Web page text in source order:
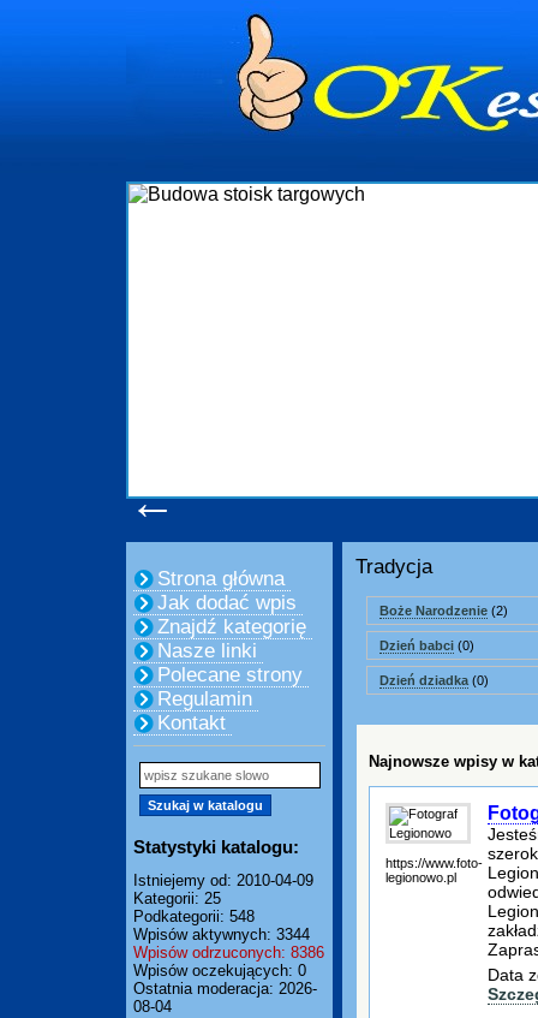
←
Strona główna
Jak dodać wpis
Znajdź kategorię
Nasze linki
Polecane strony
Regulamin
Kontakt
Statystyki katalogu:
Istniejemy od: 2010-04-09
Kategorii: 25
Podkategorii: 548
Wpisów aktywnych: 3344
Wpisów odrzuconych: 8386
Wpisów oczekujących: 0
Ostatnia moderacja: 2026-
08-04
Tradycja
Boże Narodzenie (2)
Dzień babci (0)
Dzień dziadka (0)
Najnowsze wpisy w
https://www.foto-
legionowo.pl
Data